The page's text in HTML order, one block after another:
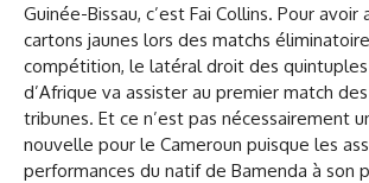
Guinée-Bissau, c’est Fai Collins. Pour
cartons jaunes lors des matchs
compétition, le latéral droit des quintuples
d’Afrique va assister au premier match
tribunes. Et ce n’est pas nécessairement
nouvelle pour le Cameroun puisque les
performances du natif de Bamenda à son